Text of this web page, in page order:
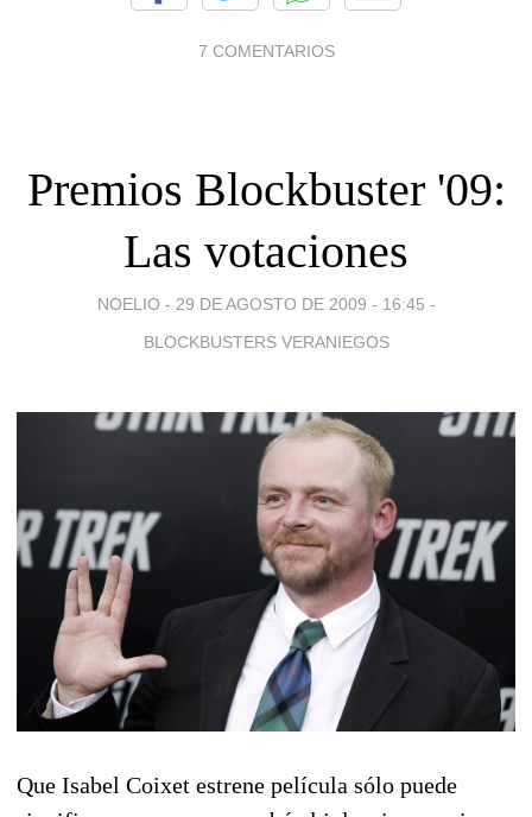
7 COMENTARIOS
Premios Blockbuster '09:
Las votaciones
NOELIO - 29 DE AGOSTO DE 2009 - 16:45 -
BLOCKBUSTERS VERANIEGOS
Que Isabel Coixet estrene película sólo puede